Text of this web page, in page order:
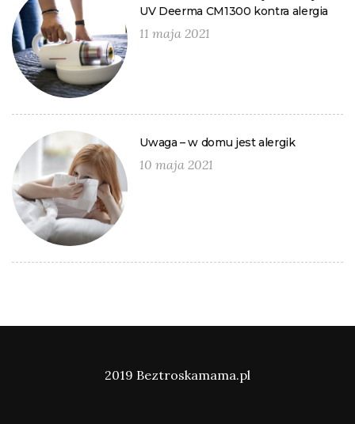
UV Deerma CM1300 kontra alergia
11 maja 2021
Uwaga – w domu jest alergik
10 maja 2021
2019 Beztroskamama.pl